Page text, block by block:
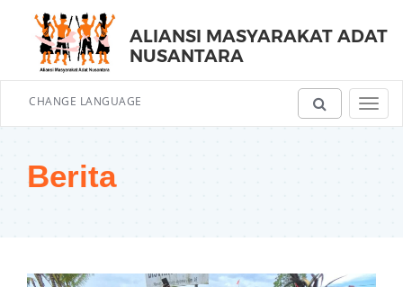
ALIANSI MASYARAKAT ADAT
NUSANTARA
CHANGE LANGUAGE
Berita